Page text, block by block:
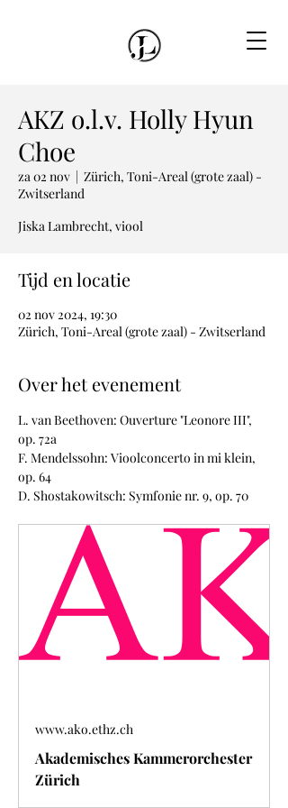
AKZ o.l.v. Holly Hyun
Choe
za 02 nov
  |
Zürich, Toni-Areal (grote zaal) -
Zwitserland
Jiska Lambrecht, viool
Tijd en locatie
02 nov 2024, 19:30
Zürich, Toni-Areal (grote zaal) - Zwitserland
Over het evenement
L. van Beethoven: Ouverture "Leonore III",
op. 72a
F. Mendelssohn: Vioolconcerto in mi klein,
op. 64
D. Shostakowitsch: Symfonie nr. 9, op. 70
www.ako.ethz.ch
Akademisches Kammerorchester
Zürich